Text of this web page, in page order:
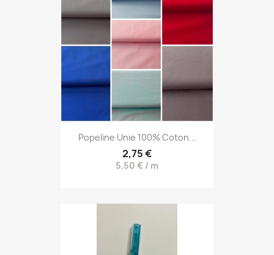
Popeline Unie 100% Coton...
2,75 €
5,50 € / m